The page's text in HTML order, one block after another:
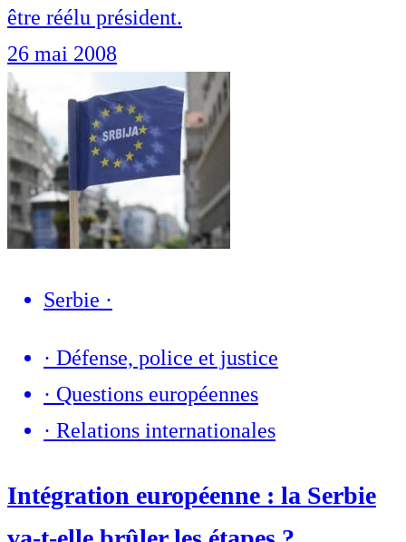
être réélu président.
26 mai 2008
Serbie ·
· Défense, police et justice
· Questions européennes
· Relations internationales
Intégration européenne : la Serbie